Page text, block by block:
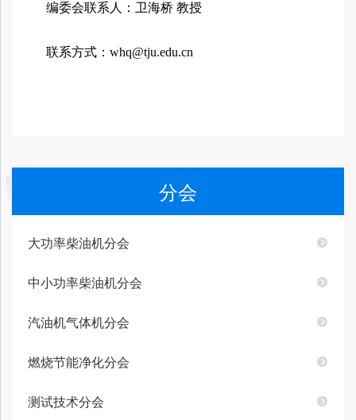
编委会联系人：卫海桥 教授
联系方式：whq@tju.edu.cn
分会
大功率柴油机分会
中小功率柴油机分会
汽油机气体机分会
燃烧节能净化分会
测试技术分会